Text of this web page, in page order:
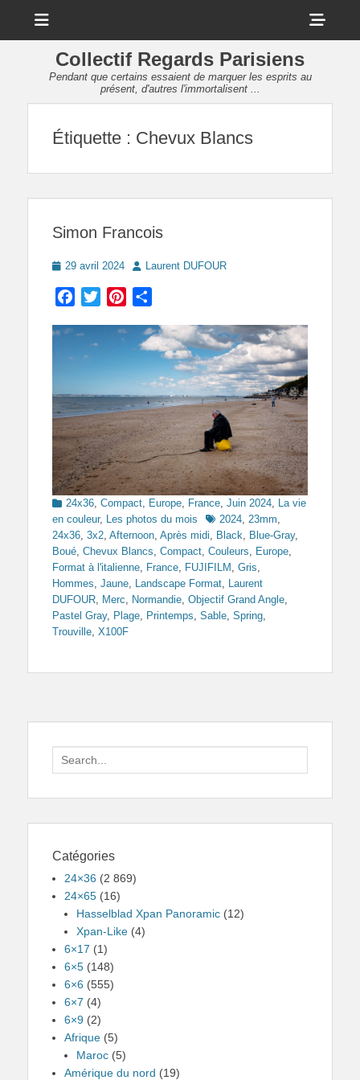
Collectif Regards Parisiens
Pendant que certains essaient de marquer les esprits au
présent, d'autres l'immortalisent ...
Étiquette : Chevux Blancs
Simon Francois
Posted
29 avril 2024 AuthorLaurent DUFOUR
Facebook
TwitterPinterest
Categories
24x36 Compact Europe France Juin 2024 La vie
en couleur, Les photos du mois Tags2024 23mm
24x36 3x2 Afternoon Après midi Black Blue-Gray,
Boué Chevux Blancs Compact Couleurs Europe
Format à l'italienne France FUJIFILM Gris
Hommes Jaune Landscape Format Laurent
DUFOUR Merc Normandie Objectif Grand Angle
Pastel Gray, Plage Printemps Sable Spring
Trouville X100F
Search
for:
Catégories
24×36 (2 869)
24×65 (16)
Hasselblad Xpan Panoramic (12)
Xpan-Like (4)
6×17 (1)
6×5 (148)
6×6 (555)
6×7 (4)
6×9 (2)
Afrique (5)
Maroc (5)
Amérique du nord (19)